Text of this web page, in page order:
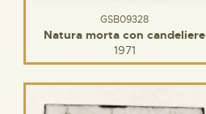
GSB09328
Natura morta con candeliere
1971